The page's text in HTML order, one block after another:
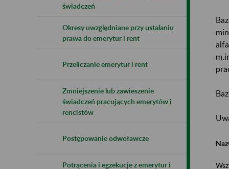
świadczeń
Okresy uwzględniane przy ustalaniu
prawa do emerytur i rent
Przeliczanie emerytur i rent
Zmniejszenie lub zawieszenie
świadczeń pracujących emerytów i
rencistów
Postępowanie odwoławcze
Potrącenia i egzekucje z emerytur i